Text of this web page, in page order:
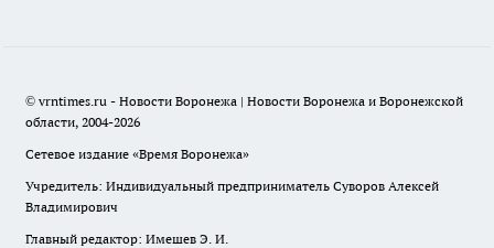
© vrntimes.ru - Новости Воронежа | Новости Воронежа и Воронежской
области, 2004-2026
Сетевое издание «Время Воронежа»
Учредитель: Индивидуальный предприниматель Суворов Алексей
Владимирович
Главный редактор: Имешев Э. И.